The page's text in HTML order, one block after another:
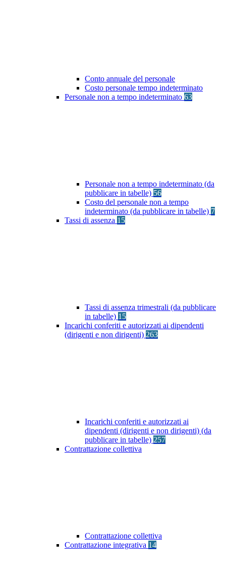
Conto annuale del personale
Costo personale tempo indeterminato
Personale non a tempo indeterminato 63
Personale non a tempo indeterminato (da
pubblicare in tabelle) 56
Costo del personale non a tempo
indeterminato (da pubblicare in tabelle) 7
Tassi di assenza 15
Tassi di assenza trimestrali (da pubblicare
in tabelle) 15
Incarichi conferiti e autorizzati ai dipendenti
(dirigenti e non dirigenti) 263
Incarichi conferiti e autorizzati ai
dipendenti (dirigenti e non dirigenti) (da
pubblicare in tabelle) 257
Contrattazione collettiva
Contrattazione collettiva
Contrattazione integrativa 14